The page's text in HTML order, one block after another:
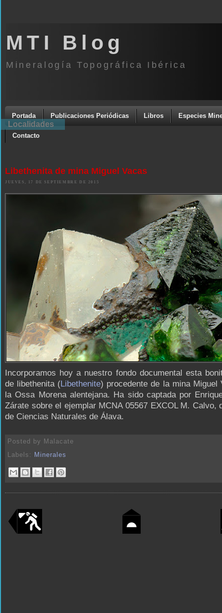
MTI Blog
Mineralogía Topográfica Ibérica
Portada Publicaciones Periódicas Libros Especies
Contacto
Libethenita de mina Miguel Vacas
JUEVES, 17 DE SEPTIEMBRE DE 2015
Incorporamos hoy a nuestro fondo documental esta
de libethenita (Libethenite) procedente de la mina Miguel
la Ossa Morena alentejana. Ha sido captada por
Zárate sobre el ejemplar MCNA 05567 EXCOL M. Calvo,
de Ciencias Naturales de Álava.
Posted by Malacate
Labels:
Minerales
Localidades